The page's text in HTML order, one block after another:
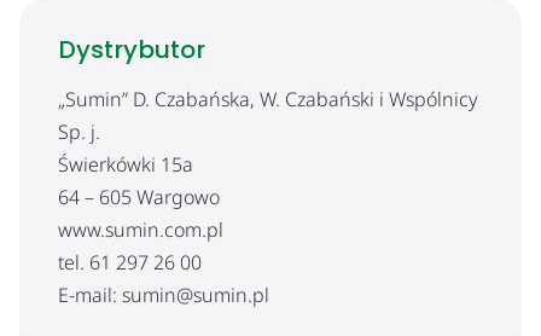
Dystrybutor
„Sumin” D. Czabańska, W. Czabański i Wspólnicy
Sp. j.
Świerkówki 15a
64 – 605 Wargowo
www.sumin.com.pl
tel. 61 297 26 00
E-mail: sumin@sumin.pl